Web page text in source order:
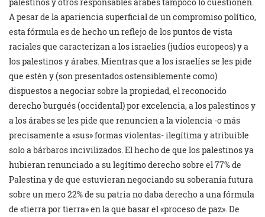
A pesar de la apariencia superficial de un compromiso político,
esta fórmula es de hecho un reflejo de los puntos de vista
raciales que caracterizan a los israelíes (judíos europeos) y a
los palestinos y árabes. Mientras que a los israelíes se les pide
que estén y (son presentados ostensiblemente como)
dispuestos a negociar sobre la propiedad, el reconocido
derecho burgués (occidental) por excelencia, a los palestinos y
a los árabes se les pide que renuncien a la violencia -o más
precisamente a «sus» formas violentas- ilegítima y atribuible
solo a bárbaros incivilizados. El hecho de que los palestinos ya
hubieran renunciado a su legítimo derecho sobre el 77% de
Palestina y de que estuvieran negociando su soberanía futura
sobre un mero 22% de su patria no daba derecho a una fórmula
de «tierra por tierra» en la que basar el «proceso de paz». De